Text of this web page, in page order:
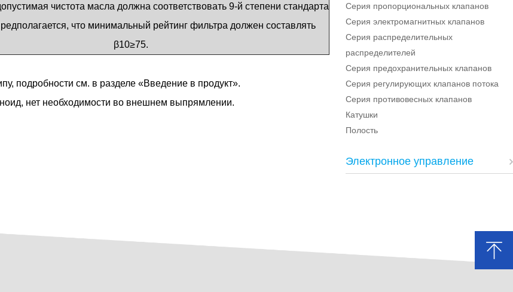
Серия пропорциональных клапанов
Серия электромагнитных клапанов
Серия распределительных
распределителей
Серия предохранительных клапанов
Серия регулирующих клапанов потока
Серия противовесных клапанов
Катушки
Полость
Электронное управление
чистота масла должна соответствовать 9-й степени стандарта
что минимальный рейтинг фильтра должен составлять
β10≥75.
подробности см. в разделе «Введение в продукт».
нет необходимости во внешнем выпрямлении.